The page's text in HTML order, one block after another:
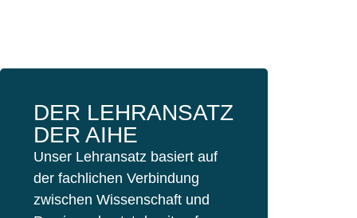
DER LEHRANSATZ
DER AIHE
Unser Lehransatz basiert auf
der fachlichen Verbindung
zwischen Wissenschaft und